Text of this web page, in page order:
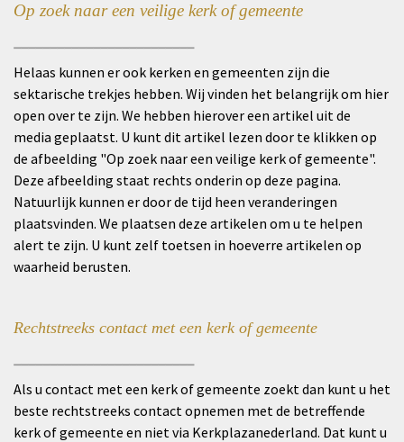
Op zoek naar een veilige kerk of gemeente
Helaas kunnen er ook kerken en gemeenten zijn die
sektarische trekjes hebben. Wij vinden het belangrijk om hier
open over te zijn. We hebben hierover een artikel uit de
media geplaatst. U kunt dit artikel lezen door te klikken op
de afbeelding "Op zoek naar een veilige kerk of gemeente".
Deze afbeelding staat rechts onderin op deze pagina.
Natuurlijk kunnen er door de tijd heen veranderingen
plaatsvinden. We plaatsen deze artikelen om u te helpen
alert te zijn. U kunt zelf toetsen in hoeverre artikelen op
waarheid berusten.
Rechtstreeks contact met een kerk of gemeente
Als u contact met een kerk of gemeente zoekt dan kunt u het
beste rechtstreeks contact opnemen met de betreffende
kerk of gemeente en niet via Kerkplazanederland. Dat kunt u